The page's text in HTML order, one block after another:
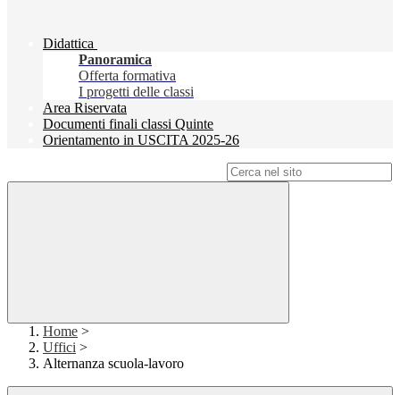
Didattica
Panoramica
Offerta formativa
I progetti delle classi
Area Riservata
Documenti finali classi Quinte
Orientamento in USCITA 2025-26
Home >
Uffici >
Alternanza scuola-lavoro